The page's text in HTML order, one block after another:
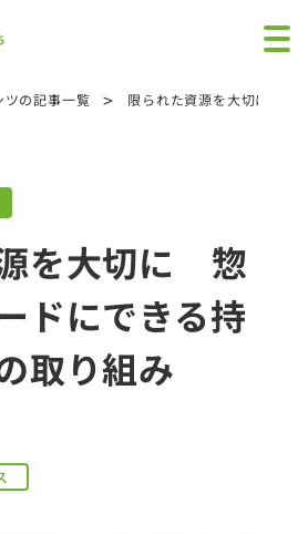
ツの記事一覧 > 限られた資源を大切に 惣
を大切に 惣
ドにできる持
取り組み